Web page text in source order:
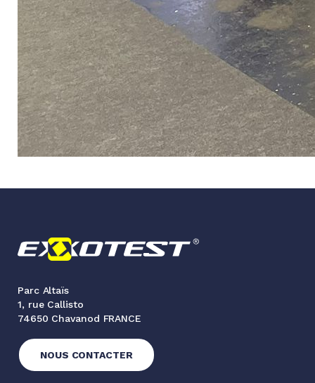
Parc Altaïs
1, rue Callisto
74650 Chavanod FRANCE
NOUS CONTACTER